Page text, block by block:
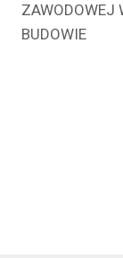
ZAWODOWEJ
BUDOWIE